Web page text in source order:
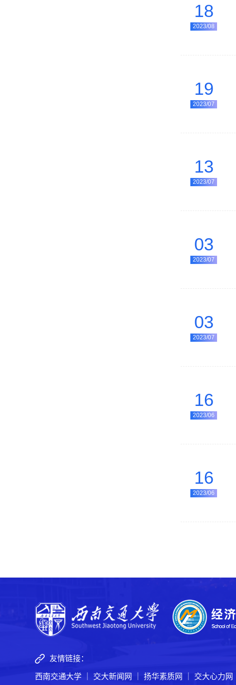
18
2023/08
19
2023/07
13
2023/07
03
2023/07
03
2023/07
16
2023/06
16
2023/06
友情链接：
西南交通大学 交大新闻网 扬华素质网 交大心力网